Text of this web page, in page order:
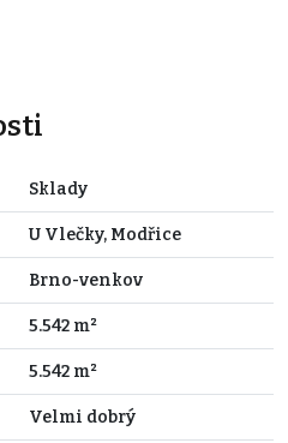
Sklady
U Vlečky, Modřice
Brno-venkov
5.542 m²
5.542 m²
Velmi dobrý